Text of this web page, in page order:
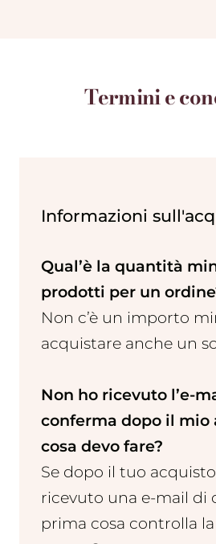
Termini e
Informazioni
Qual’è la quantità
prodotti per un
Non c’è un importo
acquistare anche un
Non ho ricevuto l’e-
conferma dopo il mio
cosa devo fare?
Se dopo il tuo
ricevuto una e-mail di
prima cosa controlla